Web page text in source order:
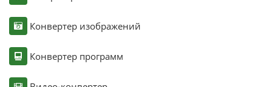
Конвертер изображений
Конвертер программ